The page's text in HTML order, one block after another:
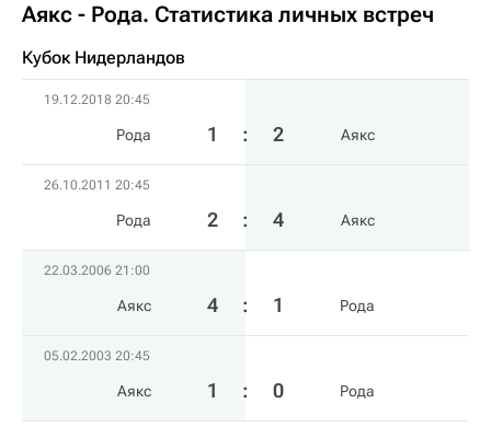
Аякс - Рода. Статистика личных встреч
Кубок Нидерландов
19.12.2018 20:45
Рода 1 : 2 Аякс
26.10.2011 20:45
Рода 2 : 4 Аякс
22.03.2006 21:00
Аякс 4 : 1 Рода
05.02.2003 20:45
Аякс 1 : 0 Рода